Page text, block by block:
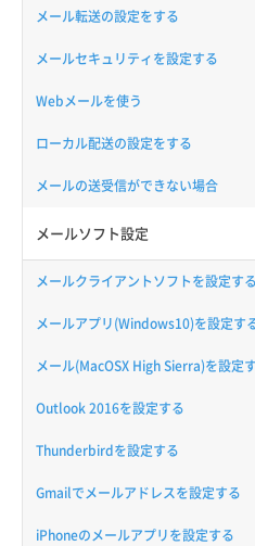
メール転送の設定をする
メールセキュリティを設定する
Webメールを使う
ローカル配送の設定をする
メールの送受信ができない場合
メールソフト設定
メールクライアントソフトを設定する
メールアプリ(Windows10)を設定す
メール(MacOSX High Sierra)を設定
Outlook 2016を設定する
Thunderbirdを設定する
Gmailでメールアドレスを設定する
iPhoneのメールアプリを設定する